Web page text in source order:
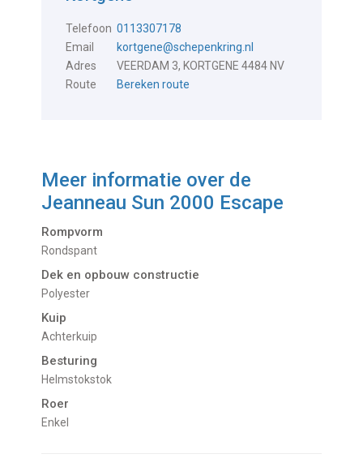
Telefoon 0113307178
Email
kortgene@schepenkring.nl
Adres
VEERDAM 3, KORTGENE 4484 NV
Route
Bereken route
Meer informatie over de
Jeanneau Sun 2000 Escape
Rompvorm
Rondspant
Dek en opbouw constructie
Polyester
Kuip
Achterkuip
Besturing
Helmstokstok
Roer
Enkel